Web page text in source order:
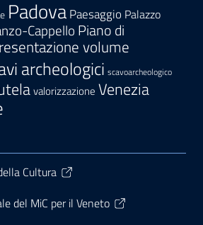
PadovaPaesaggio Palazzo
Cappello Piano di
volume
archeologici scavoarcheologico
valorizzazione Venezia
Cultura
del MiC per il Veneto